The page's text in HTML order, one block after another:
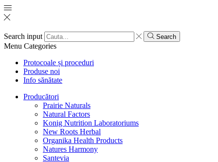
Search input Search
Menu Categories
Protocoale și proceduri
Produse noi
Info sănătate
Producători
Prairie Naturals
Natural Factors
Konig Nutrition Laboratoriums
New Roots Herbal
Organika Health Products
Natures Harmony
Santevia